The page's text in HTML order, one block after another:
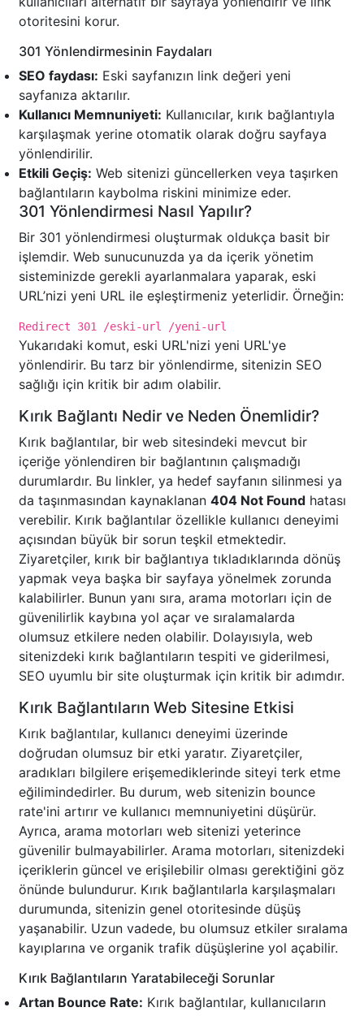
otoritesini korur.
301 Yönlendirmesinin Faydaları
SEO faydası: Eski sayfanızın link değeri yeni
sayfanıza aktarılır.
Kullanıcı Memnuniyeti: Kullanıcılar, kırık bağlantıyla
karşılaşmak yerine otomatik olarak doğru sayfaya
yönlendirilir.
Etkili Geçiş: Web sitenizi güncellerken veya taşırken
bağlantıların kaybolma riskini minimize eder.
301 Yönlendirmesi Nasıl Yapılır?
Bir 301 yönlendirmesi oluşturmak oldukça basit bir
işlemdir. Web sunucunuzda ya da içerik yönetim
sisteminizde gerekli ayarlanmalara yaparak, eski
URL’nizi yeni URL ile eşleştirmeniz yeterlidir. Örneğin:
Redirect 301 /eski-url /yeni-url
Yukarıdaki komut, eski URL'nizi yeni URL'ye
yönlendirir. Bu tarz bir yönlendirme, sitenizin SEO
sağlığı için kritik bir adım olabilir.
Kırık Bağlantı Nedir ve Neden Önemlidir?
Kırık bağlantılar, bir web sitesindeki mevcut bir
içeriğe yönlendiren bir bağlantının çalışmadığı
durumlardır. Bu linkler, ya hedef sayfanın silinmesi ya
da taşınmasından kaynaklanan 404 Not Found hatası
verebilir. Kırık bağlantılar özellikle kullanıcı deneyimi
açısından büyük bir sorun teşkil etmektedir.
Ziyaretçiler, kırık bir bağlantıya tıkladıklarında dönüş
yapmak veya başka bir sayfaya yönelmek zorunda
kalabilirler. Bunun yanı sıra, arama motorları için de
güvenilirlik kaybına yol açar ve sıralamalarda
olumsuz etkilere neden olabilir. Dolayısıyla, web
sitenizdeki kırık bağlantıların tespiti ve giderilmesi,
SEO uyumlu bir site oluşturmak için kritik bir adımdır.
Kırık Bağlantıların Web Sitesine Etkisi
Kırık bağlantılar, kullanıcı deneyimi üzerinde
doğrudan olumsuz bir etki yaratır. Ziyaretçiler,
aradıkları bilgilere erişemediklerinde siteyi terk etme
eğilimindedirler. Bu durum, web sitenizin bounce
rate'ini artırır ve kullanıcı memnuniyetini düşürür.
Ayrıca, arama motorları web sitenizi yeterince
güvenilir bulmayabilirler. Arama motorları, sitenizdeki
içeriklerin güncel ve erişilebilir olması gerektiğini göz
önünde bulundurur. Kırık bağlantılarla karşılaşmaları
durumunda, sitenizin genel otoritesinde düşüş
yaşanabilir. Uzun vadede, bu olumsuz etkiler sıralama
kayıplarına ve organik trafik düşüşlerine yol açabilir.
Kırık Bağlantıların Yaratabileceği Sorunlar
Artan Bounce Rate: Kırık bağlantılar, kullanıcıların